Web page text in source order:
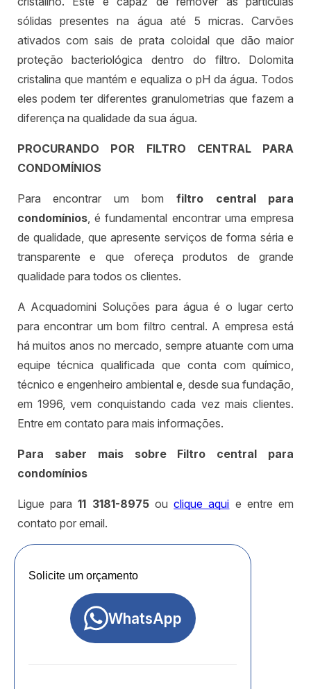
sólidas presentes na água até 5 micras. Carvões
ativados com sais de prata coloidal que dão maior
proteção bacteriológica dentro do filtro. Dolomita
cristalina que mantém e equaliza o pH da água. Todos
eles podem ter diferentes granulometrias que fazem a
diferença na qualidade da sua água.
PROCURANDO POR FILTRO CENTRAL PARA
CONDOMÍNIOS
Para encontrar um bom filtro central para
condomínios, é fundamental encontrar uma empresa
de qualidade, que apresente serviços de forma séria e
transparente e que ofereça produtos de grande
qualidade para todos os clientes.
A Acquadomini Soluções para água é o lugar certo
para encontrar um bom filtro central. A empresa está
há muitos anos no mercado, sempre atuante com uma
equipe técnica qualificada que conta com químico,
técnico e engenheiro ambiental e, desde sua fundação,
em 1996, vem conquistando cada vez mais clientes.
Entre em contato para mais informações.
Para saber mais sobre Filtro central para
condomínios
Ligue para11 3181-8975ouclique aqui e entre em
contato por email.
Solicite um orçamento
WhatsApp